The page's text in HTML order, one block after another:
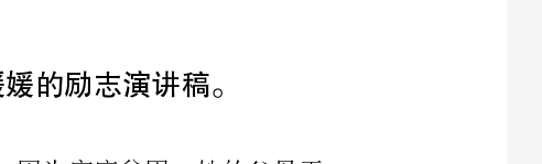
刘媛媛，是一个来自山东的女孩子，因为家庭贫困，她的父母无